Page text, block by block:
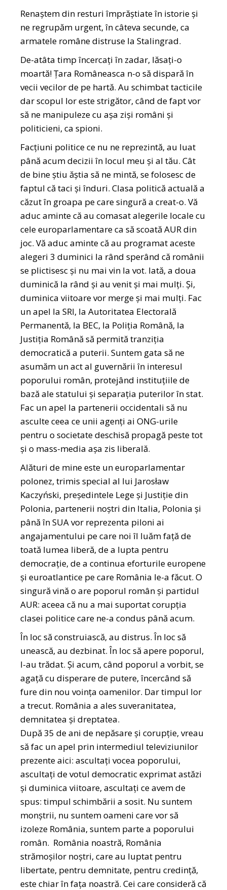
Renaştem din resturi împrăştiate în istorie şi
ne regrupăm urgent, în câteva secunde, ca
armatele române distruse la Stalingrad.
De-atâta timp încercați în zadar, lăsați-o
moartă! Țara Româneasca n-o să dispară în
vecii vecilor de pe hartă. Au schimbat tacticile
dar scopul lor este strigător, când de fapt vor
să ne manipuleze cu așa ziși români și
politicieni, ca spioni.
Facțiuni politice ce nu ne reprezintă, au luat
până acum decizii în locul meu și al tău. Cât
de bine știu ăștia să ne mintă, se folosesc de
faptul că taci și înduri. Clasa politică actuală a
căzut în groapa pe care singură a creat-o. Vă
aduc aminte că au comasat alegerile locale cu
cele europarlamentare ca să scoată AUR din
joc. Vă aduc aminte că au programat aceste
alegeri 3 duminici la rând sperând că românii
se plictisesc și nu mai vin la vot. Iată, a doua
duminică la rând și au venit și mai mulți. Și,
duminica viitoare vor merge și mai mulți. Fac
un apel la SRI, la Autoritatea Electorală
Permanentă, la BEC, la Poliția Română, la
Justiția Română să permită tranziția
democratică a puterii. Suntem gata să ne
asumăm un act al guvernării în interesul
poporului român, protejând instituțiile de
bază ale statului și separația puterilor în stat.
Fac un apel la partenerii occidentali să nu
asculte ceea ce unii agenți ai ONG-urile
pentru o societate deschisă propagă peste tot
și o mass-media așa zis liberală.
Alături de mine este un europarlamentar
polonez, trimis special al lui Jarosław
Kaczyński, președintele Lege și Justiție din
Polonia, partenerii noștri din Italia, Polonia și
până în SUA vor reprezenta piloni ai
angajamentului pe care noi îl luăm față de
toată lumea liberă, de a lupta pentru
democrație, de a continua eforturile europene
și euroatlantice pe care România le-a făcut. O
singură vină o are poporul român și partidul
AUR: aceea că nu a mai suportat corupția
clasei politice care ne-a condus până acum.
În loc să construiască, au distrus. În loc să
unească, au dezbinat. În loc să apere poporul,
l-au trădat. Și acum, când poporul a vorbit, se
agață cu disperare de putere, încercând să
fure din nou voința oamenilor. Dar timpul lor
a trecut. România a ales suveranitatea,
demnitatea și dreptatea.
După 35 de ani de nepăsare și corupție, vreau
să fac un apel prin intermediul televiziunilor
prezente aici: ascultați vocea poporului,
ascultați de votul democratic exprimat astăzi
și duminica viitoare, ascultați ce avem de
spus: timpul schimbării a sosit. Nu suntem
monștrii, nu suntem oameni care vor să
izoleze România, suntem parte a poporului
român. România noastră, România
strămoșilor noștri, care au luptat pentru
libertate, pentru demnitate, pentru credință,
este chiar în fața noastră. Cei care consideră că